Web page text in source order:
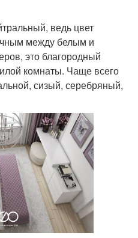
ведь цвет
между белым и
это благородный
комнаты. Чаще всего
сизый, серебряный,